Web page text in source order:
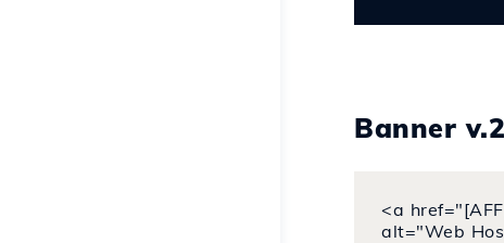
Banner
<a
alt="Web